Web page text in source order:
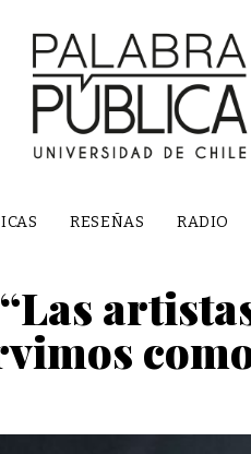
RESEÑAS RADIO